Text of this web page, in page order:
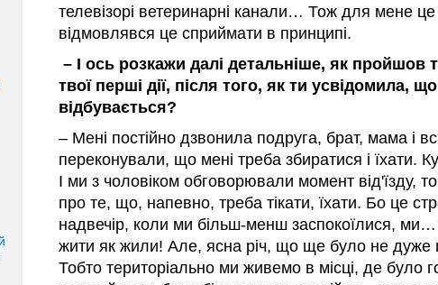
телевізорі ветеринарні канали… Тож для мене
відмовлявся це сприймати в принципі.
– І ось розкажи далі детальніше, як пройшов
твої перші дії, після того, як ти усвідомила,
відбувається?
– Мені постійно дзвонила подруга, брат, мама і
переконували, що мені треба збиратися і їхати.
І ми з чоловіком обговорювали момент від'їзду,
про те, що, напевно, треба тікати, їхати. Бо це
надвечір, коли ми більш-менш заспокоїлися,
жити як жили! Але, ясна річ, що ще було не дуже
Тобто територіально ми живемо в місці, де було